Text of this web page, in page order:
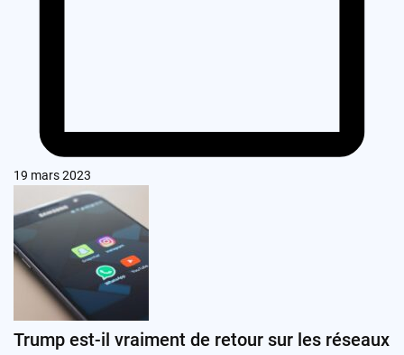
19 mars 2023
Trump est-il vraiment de retour sur les réseaux